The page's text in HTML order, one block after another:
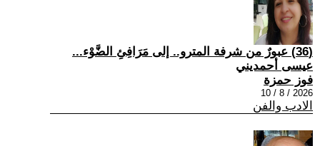
(36) عبورٌ من شرفة المترو.. إلى مَرَافِئِ الضَّوْء...
عيسى أحمديني
فوز حمزة
2026 / 8 / 10
الادب والفن